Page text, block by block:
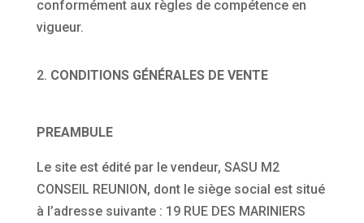
conformément aux règles de compétence en
vigueur.
2. CONDITIONS GÉNÉRALES DE VENTE
PREAMBULE
Le site est édité par le vendeur, SASU M2
CONSEIL REUNION, dont le siège social est situé
à l’adresse suivante : 19 RUE DES MARINIERS